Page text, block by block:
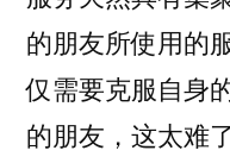
的朋友所使用的
仅需要克服自身
的朋友，这太难了